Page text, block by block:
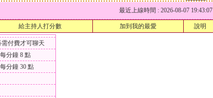
最近上線時間 : 2026-08-07 19:43:07
給主持人打分數 加到我的最愛 說明
付費才可聊天
分鐘 8 點
分鐘 30 點